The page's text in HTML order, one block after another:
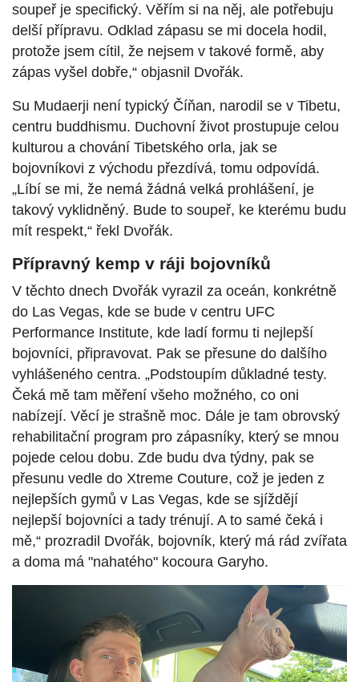
soupeř je specifický. Věřím si na něj, ale potřebuju
delší přípravu. Odklad zápasu se mi docela hodil,
protože jsem cítil, že nejsem v takové formě, aby
zápas vyšel dobře,“ objasnil Dvořák.
Su Mudaerji není typický Číňan, narodil se v Tibetu,
centru buddhismu. Duchovní život prostupuje celou
kulturou a chování Tibetského orla, jak se
bojovníkovi z východu přezdívá, tomu odpovídá.
„Líbí se mi, že nemá žádná velká prohlášení, je
takový vyklidněný. Bude to soupeř, ke kterému budu
mít respekt,“ řekl Dvořák.
Přípravný kemp v ráji bojovníků
V těchto dnech Dvořák vyrazil za oceán, konkrétně
do Las Vegas, kde se bude v centru UFC
Performance Institute, kde ladí formu ti nejlepší
bojovníci, připravovat. Pak se přesune do dalšího
vyhlášeného centra. „Podstoupím důkladné testy.
Čeká mě tam měření všeho možného, co oni
nabízejí. Věcí je strašně moc. Dále je tam obrovský
rehabilitační program pro zápasníky, který se mnou
pojede celou dobu. Zde budu dva týdny, pak se
přesunu vedle do Xtreme Couture, což je jeden z
nejlepších gymů v Las Vegas, kde se sjíždějí
nejlepší bojovníci a tady trénují. A to samé čeká i
mě,“ prozradil Dvořák, bojovník, který má rád zvířata
a doma má "nahatého" kocoura Garyho.